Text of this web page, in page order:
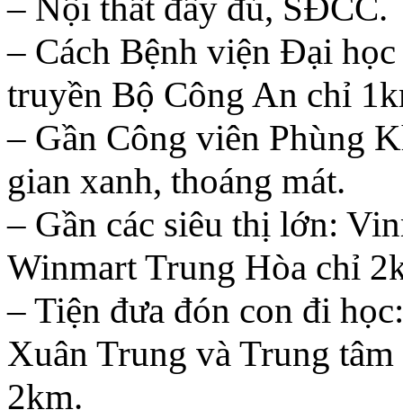
– Nội thất đầy đủ, SĐCC.
– Cách Bệnh viện Đại
truyền Bộ Công An chỉ
– Gần Công viên Phùng
gian xanh, thoáng mát.
– Gần các siêu thị lớn:
Winmart Trung Hòa chỉ
– Tiện đưa đón con đi
Xuân Trung và Trung
2km.